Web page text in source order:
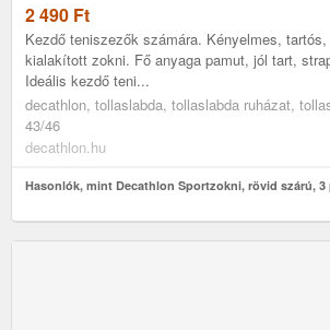
2 490 Ft
Kezdő teniszezők számára. Kényelmes,
kialakított zokni. Fő anyaga pamut, jól tart,
Ideális kezdő teni...
decathlon, tollaslabda, tollaslabda ruházat,
43/46
decathlon.hu
Hasonlók, mint Decathlon Sportzokni, rövid szárú, 3